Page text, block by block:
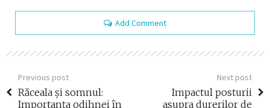
Add Comment
Previous post
Răceala și somnul:
Importanța odihnei în
Next post
Impactul posturii
asupra durerilor de